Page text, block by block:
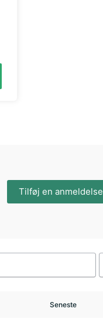
Tilføj en anmeldelse